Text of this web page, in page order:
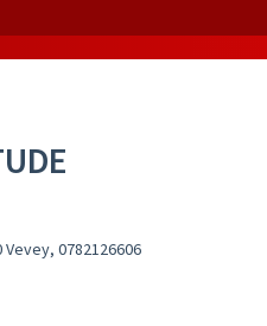
Vevey, 0782126606